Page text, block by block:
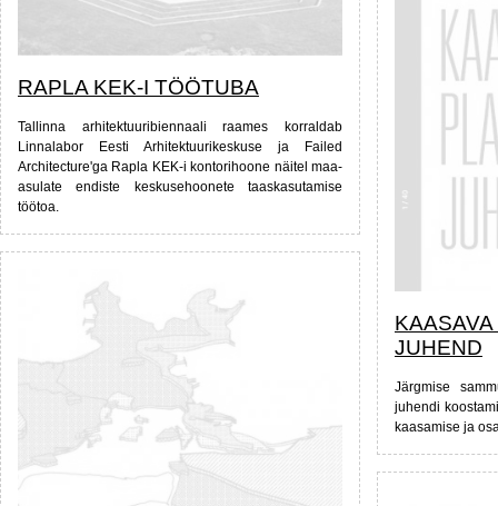
RAPLA KEK-I TÖÖTUBA
Tallinna arhitektuuribiennaali raames korraldab
Linnalabor Eesti Arhitektuurikeskuse ja Failed
Architecture'ga Rapla KEK-i kontorihoone näitel maa-
asulate endiste keskusehoonete taaskasutamise
töötoa.
JUHEND
Järgmise
juhendi
kaasamise ja